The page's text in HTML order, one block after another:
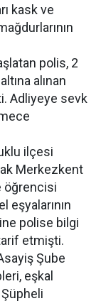
kask ve
polis, 2
alınan
Adliyeye sevk
ilçesi
Merkezkent
öğrencisi
eşyalarının
polise bilgi
etmişti.
Şube
eşkal